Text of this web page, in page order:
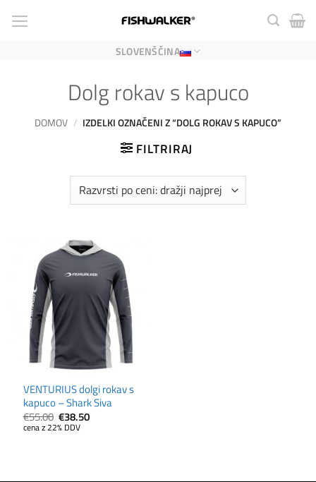
SLOVENŠČINA
Dolg rokav s kapuco
DOMOV / IZDELKI OZNAČENI Z “DOLG ROKAV S KAPUCO”
FILTRIRAJ
VENTURIUS dolgi rokav s
kapuco – Shark Siva
€55.00 Izvirna
cena
je
€38.50Trenutna
cena z 22% DDV